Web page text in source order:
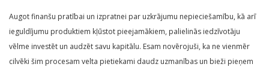
Augot finanšu pratībai un izpratnei par uzkrājumu nepieciešamību, kā arī
ieguldījumu produktiem kļūstot pieejamākiem, palielinās iedzīvotāju
vēlme investēt un audzēt savu kapitālu. Esam novērojuši, ka ne vienmēr
cilvēki šim procesam velta pietiekami daudz uzmanības un bieži pieņem